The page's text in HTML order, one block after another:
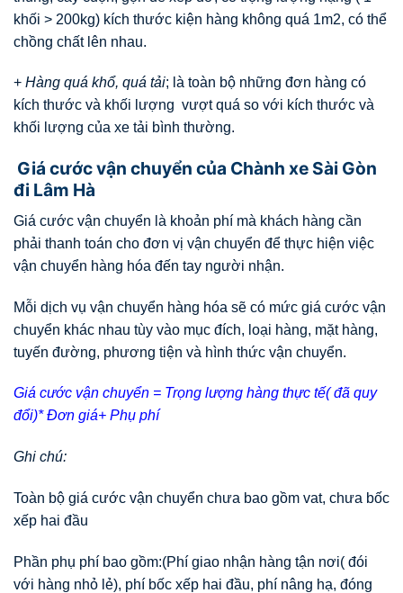
khối > 200kg) kích thước kiện hàng không quá 1m2, có thể
chồng chất lên nhau.
+ Hàng quá khổ, quá tải; là toàn bộ những đơn hàng có
kích thước và khối lượng vượt quá so với kích thước và
khối lượng của xe tải bình thường.
Giá cước vận chuyển của Chành xe Sài Gòn
đi Lâm Hà
Giá cước vận chuyển là khoản phí mà khách hàng cần
phải thanh toán cho đơn vị vận chuyển để thực hiện việc
vận chuyển hàng hóa đến tay người nhận.
Mỗi dịch vụ vận chuyển hàng hóa sẽ có mức giá cước vận
chuyển khác nhau tùy vào mục đích, loại hàng, mặt hàng,
tuyến đường, phương tiện và hình thức vận chuyển.
Giá cước vận chuyển = Trọng lượng hàng thực tế( đã quy
đổi)* Đơn giá+ Phụ phí
Ghi chú:
Toàn bộ giá cước vận chuyển chưa bao gồm vat, chưa bốc
xếp hai đầu
Phần phụ phí bao gồm:(Phí giao nhận hàng tận nơi( đói
với hàng nhỏ lẻ), phí bốc xếp hai đầu, phí nâng hạ, đóng